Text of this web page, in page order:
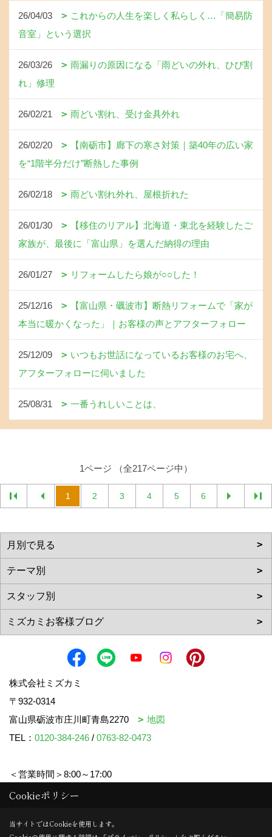
26/04/03
これからの人生を楽しく私らしく…「簡易防
音室」という選択
26/03/26
雨漏りの原因になる「雨どいの外れ、ひび割
れ」修理
26/02/21 雨どい割れ、受け金具外れ
26/02/20
【南砺市】廊下の寒さ対策｜築40年の広い家
を“1階半分だけ”断熱した事例
26/02/18 雨どい割れ外れ、屋根折れた
26/01/30
【移住のリアル】北海道・東北を経験したご
家族が、最後に「富山県」を選んだ納得の理由
26/01/27 リフォームしたら娘が○○した！
25/12/16
【富山県・礪波市】断熱リフォームで「家が
本当に暖かくなった」｜お客様の声とアフターフォロー
25/12/09
いつもお世話になっているお客様のお宅へ、
アフターフォローに伺いました
25/08/31 一番うれしいことは、
1ページ （全217ページ中）
1 2 3 4 5 6
株式会社ミズカミ
〒932-0314
富山県砺波市庄川町青島2270
地図
TEL： 0120-384-246 / 0763-82-0473
＜営業時間＞8:00～17:00
＜定休日＞水曜日・祝日
Cookieポリシー
当サイトではCookieを使用します。